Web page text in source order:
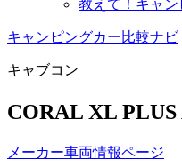
教えて！キャン
キャンピングカー比較ナビ
キャブコン
CORAL XL PLUS
メーカー車両情報ページ